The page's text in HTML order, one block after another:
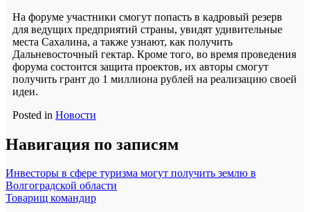
На форуме участники смогут попасть в кадровый резерв
для ведущих предприятий страны, увидят удивительные
места Сахалина, а также узнают, как получить
Дальневосточный гектар. Кроме того, во время проведения
форума состоится защита проектов, их авторы смогут
получить грант до 1 миллиона рублей на реализацию своей
идеи.
Posted in Новости
Навигация по записям
Инвесторы в сфере туризма могут получить землю в
Волгоградской области
Товарищ командир